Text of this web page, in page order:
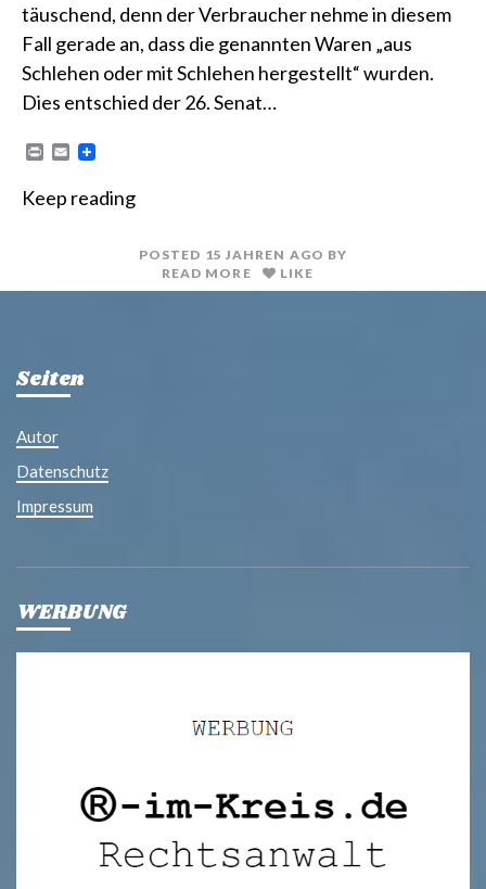
täuschend, denn der Verbraucher nehme in diesem
Fall gerade an, dass die genannten Waren „aus
Schlehen oder mit Schlehen hergestellt“ wurden.
Dies entschied der 26. Senat…
n
E
i
Keep reading
POSTED 15 JAHREN AGO BY
READ MORE
LIKE
Seiten
Autor
Datenschutz
Impressum
WERBUNG